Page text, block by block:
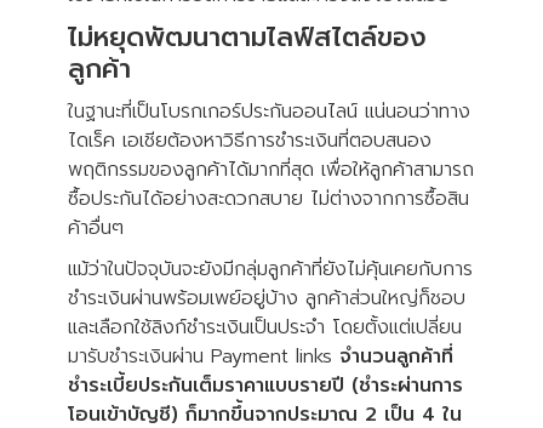
ไม่หยุดพัฒนาตามไลฟ์สไตล์ของ
ลูกค้า
ในฐานะที่เป็นโบรกเกอร์ประกันออนไลน์ แน่นอนว่าทาง
ไดเร็ค เอเชียต้องหาวิธีการชำระเงินที่ตอบสนอง
พฤติกรรมของลูกค้าได้มากที่สุด เพื่อให้ลูกค้าสามารถ
ซื้อประกันได้อย่างสะดวกสบาย ไม่ต่างจากการซื้อสิน
ค้าอื่นๆ
แม้ว่าในปัจจุบันจะยังมีกลุ่มลูกค้าที่ยังไม่คุ้นเคยกับการ
ชำระเงินผ่านพร้อมเพย์อยู่บ้าง ลูกค้าส่วนใหญ่ก็ชอบ
และเลือกใช้ลิงก์ชำระเงินเป็นประจำ โดยตั้งแต่เปลี่ยน
มารับชำระเงินผ่าน Payment links จำนวนลูกค้าที่
ชำระเบี้ยประกันเต็มราคาแบบรายปี (ชำระผ่านการ
โอนเข้าบัญชี) ก็มากขึ้นจากประมาณ 2 เป็น 4 ใน